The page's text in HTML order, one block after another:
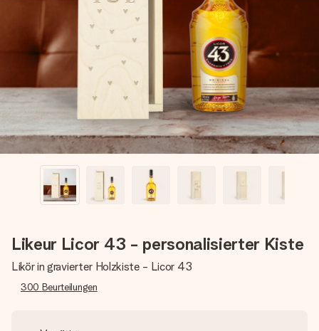
Mit Liebe gemacht, im Handumdrehen
Erstelle etwas Einzigartiges in wenigen Schritten – mit
ihrem Namen, deinem Foto oder einer Nachricht von
Herzen. Kein Stress, nur pure Liebe für den perfekten
Moment.
Likeur Licor 43 - personalisierter Kiste
Likör in gravierter Holzkiste - Licor 43
300 Beurteilungen